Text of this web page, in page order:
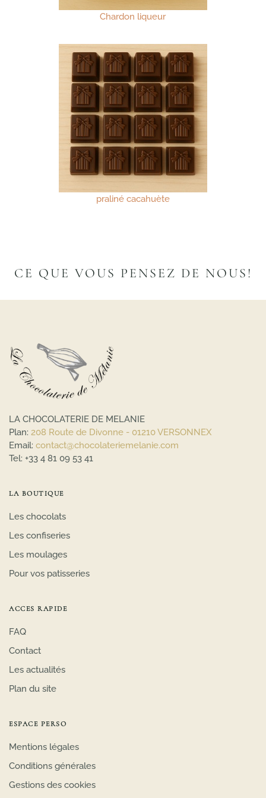
Chardon liqueur
praliné cacahuète
CE QUE VOUS PENSEZ DE NOUS!
LA CHOCOLATERIE DE MELANIE
Plan: 208 Route de Divonne - 01210 VERSONNEX
Email: contact@chocolateriemelanie.com
Tel: +33 4 81 09 53 41
LA BOUTIQUE
Les chocolats
Les confiseries
Les moulages
Pour vos patisseries
ACCES RAPIDE
FAQ
Contact
Les actualités
Plan du site
ESPACE PERSO
Mentions légales
Conditions générales
Gestions des cookies